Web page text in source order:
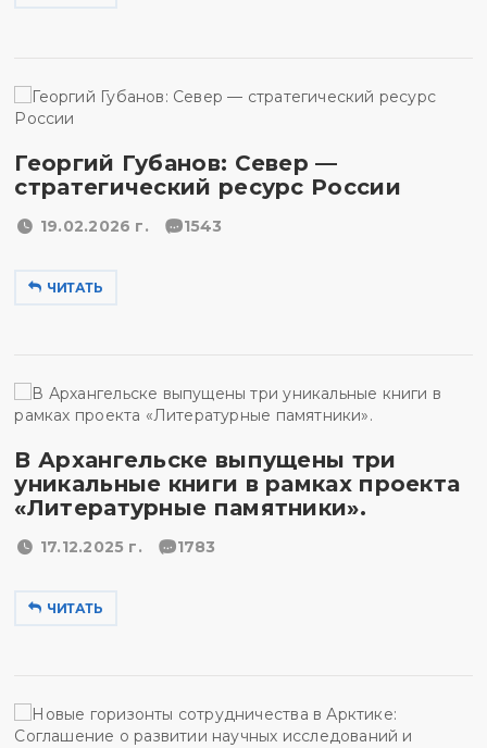
Георгий Губанов: Север —
стратегический ресурс России
19.02.2026 г. 1543
ЧИТАТЬ
В Архангельске выпущены три
уникальные книги в рамках проекта
«Литературные памятники».
17.12.2025 г. 1783
ЧИТАТЬ